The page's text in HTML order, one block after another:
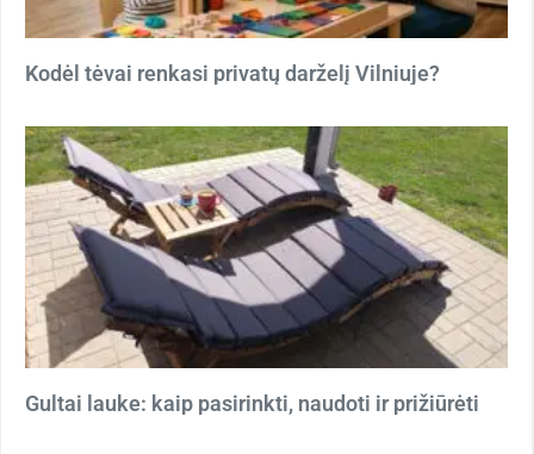
Kodėl tėvai renkasi privatų darželį Vilniuje?
Gultai lauke: kaip pasirinkti, naudoti ir prižiūrėti